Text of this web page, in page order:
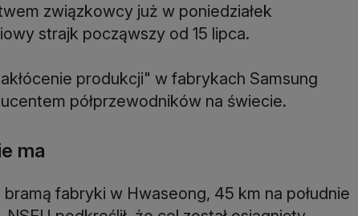
związkowcy już w poniedziałek
strajk począwszy od 15 lipca.
produkcji" w fabrykach Samsung
półprzewodników na świecie.
ma
fabryki w Hwaseong, 45 km na południe